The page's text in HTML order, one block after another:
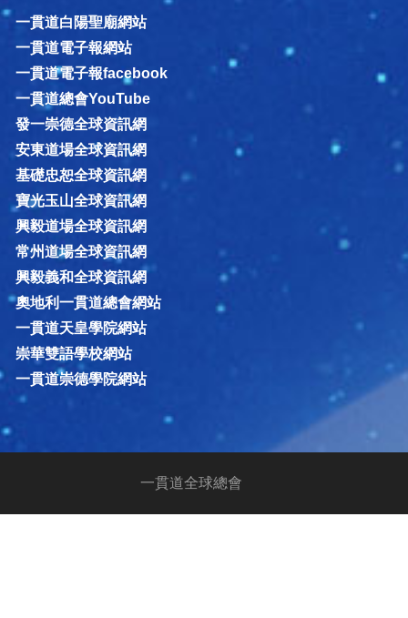
一貫道白陽聖廟網站
一貫道電子報網站
一貫道電子報facebook
一貫道總會YouTube
發一崇德全球資訊網
安東道場全球資訊網
基礎忠恕全球資訊網
寶光玉山全球資訊網
興毅道場全球資訊網
常州道場全球資訊網
興毅義和全球資訊網
奧地利一貫道總會網站
一貫道天皇學院網站
崇華雙語學校網站
一貫道崇德學院網站
一貫道全球總會